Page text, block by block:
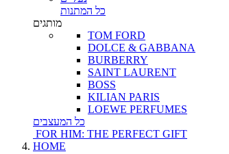
כל המתנות
מותגים
TOM FORD
DOLCE & GABBANA
BURBERRY
SAINT LAURENT
BOSS
KILIAN PARIS
LOEWE PERFUMES
כל המעצבים
FOR HIM: THE PERFECT GIFT
HOME